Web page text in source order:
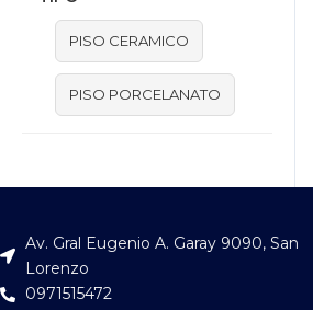
PISO CERAMICO
PISO PORCELANATO
Av. Gral Eugenio A. Garay 9090, San
Lorenzo
0971515472